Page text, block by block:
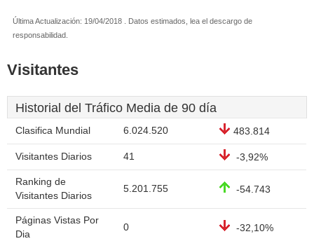
Última Actualización: 19/04/2018 . Datos estimados, lea el descargo de
responsabilidad.
Visitantes
Historial del Tráfico Media de 90 día
Clasifica Mundial 6.024.520 483.814
Visitantes Diarios 41 -3,92%
Ranking de
Visitantes Diarios
5.201.755 -54.743
Páginas Vistas Por
Dia
0 -32,10%